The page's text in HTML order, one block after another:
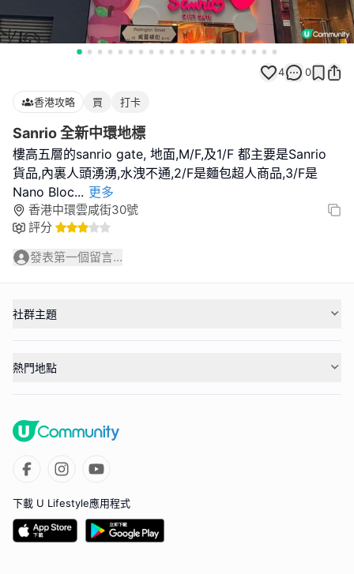
4 0
香港攻略 買 打卡
Sanrio 全新中環地標
樓高五層的sanrio gate, 地面,M/F,及1/F 都主要是Sanrio
貨品,內裏人頭湧湧,水洩不通,2/F是麵包超人商品,3/F是
Nano Bloc... 更多
香港中環雲咸街30號
評分
發表第一個留言...
社群主題
熱門地點
下載 U Lifestyle應用程式